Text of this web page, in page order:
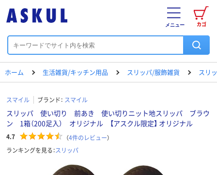
カゴ
メニュー
ホーム 生活雑貨/キッチン用品 スリッパ/服飾雑貨 スリ
スマイル ブランド： スマイル
スリッパ 使い切り 前あき 使い切りニット地スリッパ ブラウ
ン 1箱（200足入） オリジナル 【アスクル限定】 オリジナル
4.7 （4件のレビュー）
ランキングを見る：スリッパ